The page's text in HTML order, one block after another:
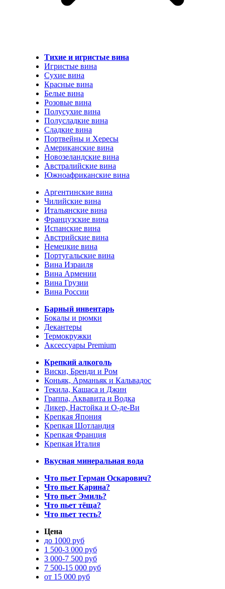
Тихие и игристые вина
Игристые вина
Сухие вина
Красные вина
Белые вина
Розовые вина
Полусухие вина
Полусладкие вина
Сладкие вина
Портвейны и Хересы
Американские вина
Новозеландские вина
Австралийские вина
Южноафриканские вина
Аргентинские вина
Чилийские вина
Итальянские вина
Французские вина
Испанские вина
Австрийские вина
Немецкие вина
Португальские вина
Вина Израиля
Вина Армении
Вина Грузии
Вина России
Барный инвентарь
Бокалы и рюмки
Декантеры
Термокружки
Аксессуары Premium
Крепкий алкоголь
Виски, Бренди и Ром
Коньяк, Арманьяк и Кальвадос
Текила, Кашаса и Джин
Граппа, Аквавита и Водка
Ликер, Настойка и О-де-Ви
Крепкая Япония
Крепкая Шотландия
Крепкая Франция
Крепкая Италия
Вкусная минеральная вода
Что пьет Герман Оскарович?
Что пьет Карина?
Что пьет Эмиль?
Что пьет тёща?
Что пьет тесть?
Цена
до 1000 руб
1 500-3 000 руб
3 000-7 500 руб
7 500-15 000 руб
от 15 000 руб